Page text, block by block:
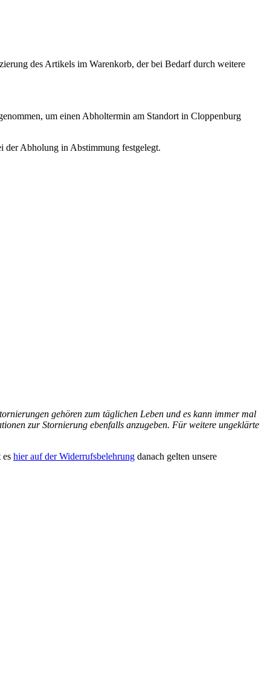
des Artikels im Warenkorb, der bei Bedarf durch weitere
um einen Abholtermin am Standort in Cloppenburg
der Abholung in Abstimmung festgelegt.
gehören zum täglichen Leben und es kann immer mal
zur Stornierung ebenfalls anzugeben. Für weitere ungeklärte
es hier auf der Widerrufsbelehrung danach gelten unsere